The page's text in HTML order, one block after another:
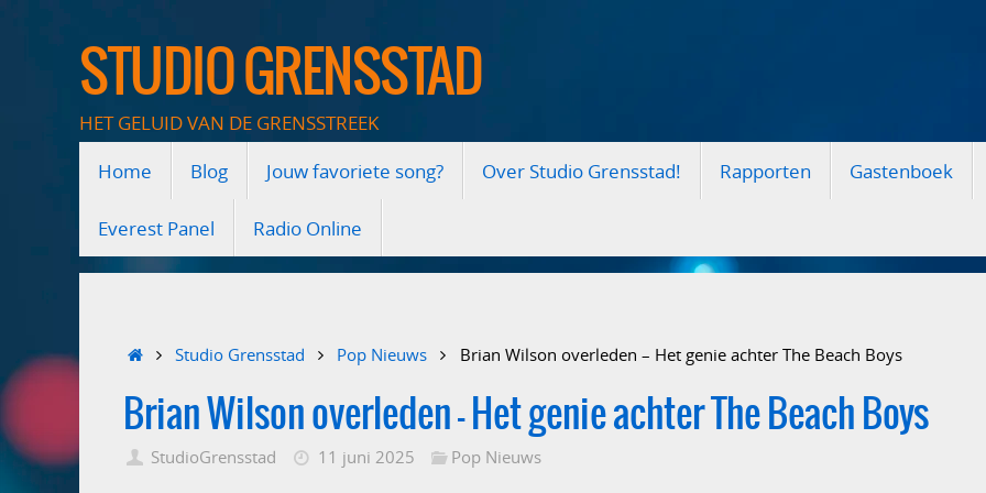
STUDIO GRENSSTAD
HET GELUID VAN DE GRENSSTREEK
naar
inhoud
Home Blog Jouw favoriete song? Over Studio Grensstad! Rapporten Gastenboek
Everest Panel Radio Online
HomeStudio Grensstad Pop Nieuws Brian Wilson overleden – Het genie achter The Beach Boys
Brian Wilson overleden – Het genie achter The Beach Boys
StudioGrensstad 11 juni 2025 Pop Nieuws